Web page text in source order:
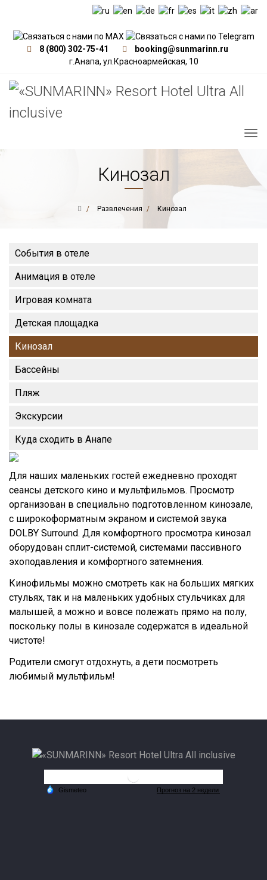
8 (800) 302-75-41
booking@sunmarinn.ru
г.Анапа, ул.Красноармейская, 10
Кинозал
Развлечения Кинозал
События в отеле
Анимация в отеле
Игровая комната
Детская площадка
Кинозал
Бассейны
Пляж
Экскурсии
Куда сходить в Анапе
Для наших маленьких гостей ежедневно проходят
сеансы детского кино и мультфильмов. Просмотр
организован в специально подготовленном кинозале,
с широкоформатным экраном и системой звука
DOLBY Surround. Для комфортного просмотра кинозал
оборудован сплит-системой, системами пассивного
эхоподавления и комфортного затемнения.
Кинофильмы можно смотреть как на больших мягких
стульях, так и на маленьких удобных стульчиках для
малышей, а можно и вовсе полежать прямо на полу,
поскольку полы в кинозале содержатся в идеальной
чистоте!
Родители смогут отдохнуть, а дети посмотреть
любимый мультфильм!